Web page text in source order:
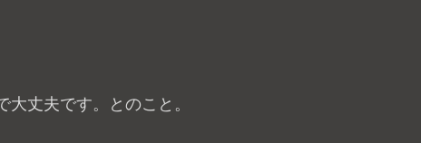
丈夫です。とのこと。